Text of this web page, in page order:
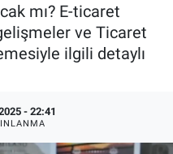
mı? E-ticaret
ve Ticaret
ilgili detaylı
- 22:41